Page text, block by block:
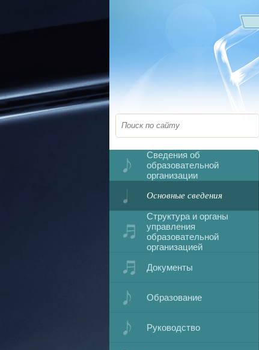
Сведения об
образовательной
организации
Основные сведения
Структура и органы
управления
образовательной
организацией
Документы
Образование
Руководство